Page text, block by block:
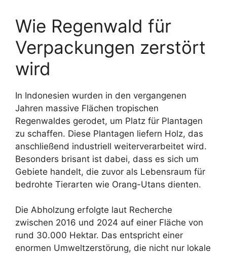
Wie Regenwald für
Verpackungen zerstört
wird
In Indonesien wurden in den vergangenen
Jahren massive Flächen tropischen
Regenwaldes gerodet, um Platz für Plantagen
zu schaffen. Diese Plantagen liefern Holz, das
anschließend industriell weiterverarbeitet wird.
Besonders brisant ist dabei, dass es sich um
Gebiete handelt, die zuvor als Lebensraum für
bedrohte Tierarten wie Orang-Utans dienten.
Die Abholzung erfolgte laut Recherche
zwischen 2016 und 2024 auf einer Fläche von
rund 30.000 Hektar. Das entspricht einer
enormen Umweltzerstörung, die nicht nur lokale